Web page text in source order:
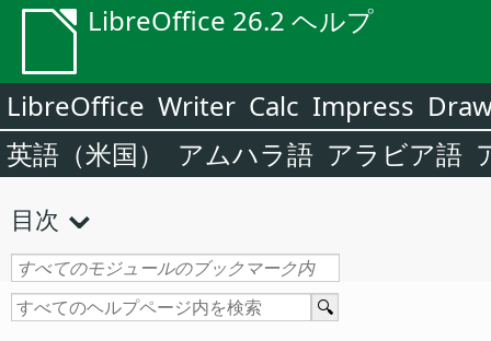
LibreOffice 26.2 ヘルプ
LibreOffice Writer Calc Impress
英語（米国）
アムハラ語 アラビア語
目次